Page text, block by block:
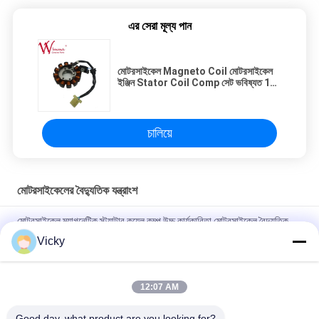
এর সেরা মূল্য পান
মোটরসাইকেল Magneto Coil মোটরসাইকেল
ইঞ্জিন Stator Coil Comp সেট ভবিষ্যত 125
চালিয়ে
মোটরসাইকেলের বৈদ্যুতিক যন্ত্রাংশ
মোটরসাইকেল ম্যাগনেটিক স্ট্যাটার কয়েল কম্প উচ্চ কার্যকারিতা মোটরসাইকেল বৈদ্যুতিক
যন্ত্রাংশ KRF
বি 2 বি ক্রেতাদের জন্য বৈদ্যুতিক মোটরসাইকেল রিলে সংযোগকারী ক্রিস 100 ভাল
Vicky
12:07 AM